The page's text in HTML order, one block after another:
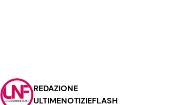
Contattaci
Pubblicità
REDAZIONE
ULTIMENOTIZIEFLASH